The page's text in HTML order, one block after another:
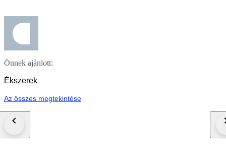
Önnek ajánlott:
Ékszerek
Az összes megtekintése